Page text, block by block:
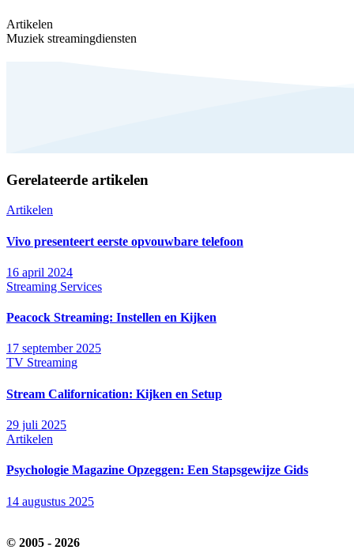
Artikelen
Muziek streamingdiensten
Gerelateerde artikelen
Artikelen
Vivo presenteert eerste opvouwbare telefoon
16 april 2024
Streaming Services
Peacock Streaming: Instellen en Kijken
17 september 2025
TV Streaming
Stream Californication: Kijken en Setup
29 juli 2025
Artikelen
Psychologie Magazine Opzeggen: Een Stapsgewijze Gids
14 augustus 2025
© 2005 - 2026